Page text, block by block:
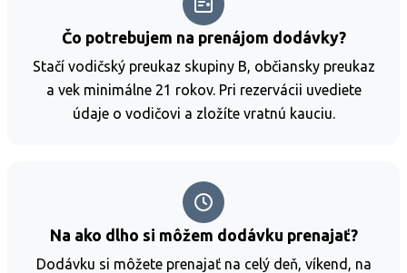
Čo potrebujem na prenájom dodávky?
Stačí vodičský preukaz skupiny B, občiansky preukaz
a vek minimálne 21 rokov. Pri rezervácii uvediete
údaje o vodičovi a zložíte vratnú kauciu.
Na ako dlho si môžem dodávku prenajať?
Dodávku si môžete prenajať na celý deň, víkend, na